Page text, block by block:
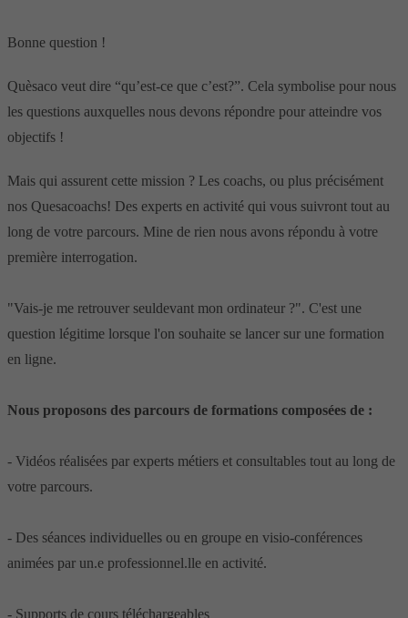
Bonne question !
Quèsaco veut dire “qu’est-ce que c’est?”. Cela symbolise pour nous
les questions auxquelles nous devons répondre pour atteindre vos
objectifs !
Mais qui assurent cette mission ? Les coachs, ou plus précisément
nos Quesacoachs! Des experts en activité qui vous suivront tout au
long de votre parcours. Mine de rien nous avons répondu à votre
première interrogation.
"Vais-je me retrouver seuldevant mon ordinateur ?". C'est une
question légitime lorsque l'on souhaite se lancer sur une formation
en ligne.
Nous proposons des parcours de formations composées de :
- Vidéos réalisées par experts métiers et consultables tout au long de
votre parcours.
- Des séances individuelles ou en groupe en visio-conférences
animées par un.e professionnel.lle en activité.
- Supports de cours téléchargeables